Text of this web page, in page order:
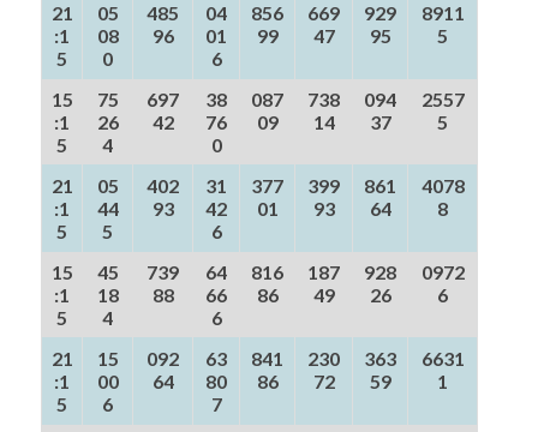
21
:1
5
05
08
0
485
96
04
01
6
856
99
669
47
929
95
8911
5
15
:1
5
75
26
4
697
42
38
76
0
087
09
738
14
094
37
2557
5
21
:1
5
05
44
5
402
93
31
42
6
377
01
399
93
861
64
4078
8
15
:1
5
45
18
4
739
88
64
66
6
816
86
187
49
928
26
0972
6
21
:1
5
15
00
6
092
64
63
80
7
841
86
230
72
363
59
6631
1